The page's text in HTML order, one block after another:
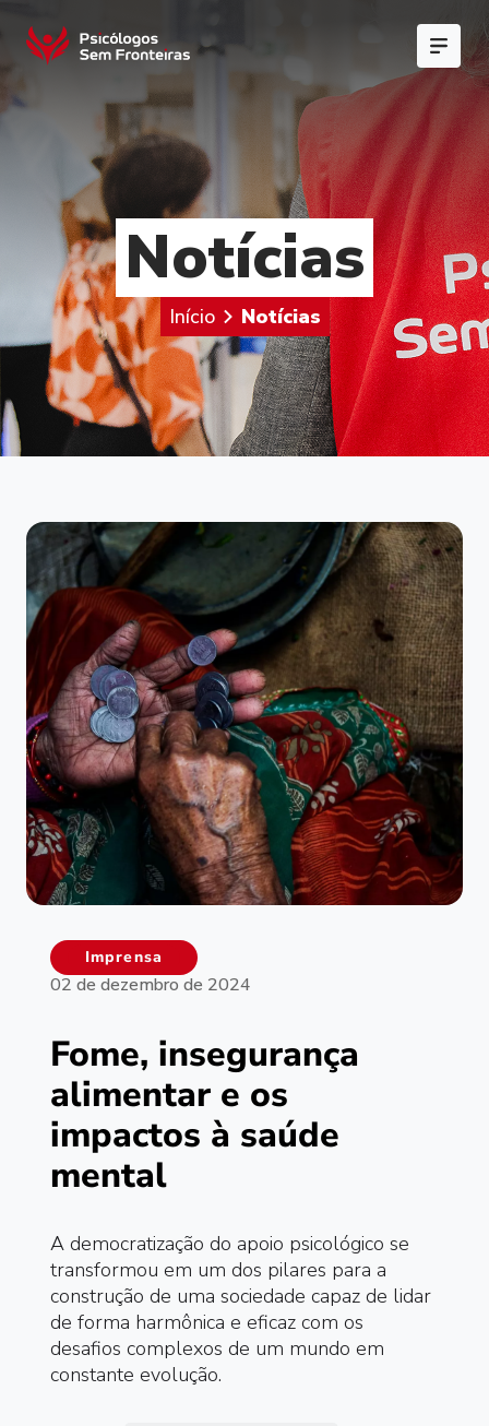
Notícias
Início Notícias
Imprensa
02 de dezembro de 2024
Fome, insegurança
alimentar e os
impactos à saúde
mental
A democratização do apoio psicológico se
transformou em um dos pilares para a
construção de uma sociedade capaz de lidar
de forma harmônica e eficaz com os
desafios complexos de um mundo em
constante evolução.